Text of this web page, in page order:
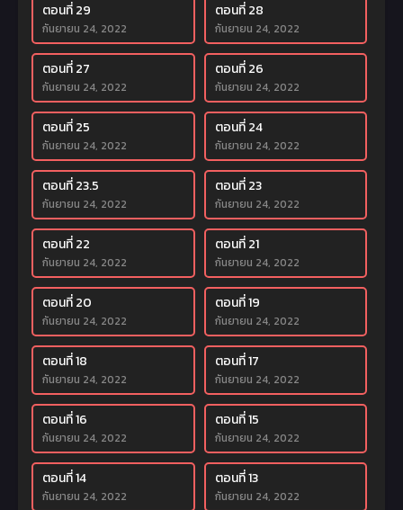
ตอนที่ 29
กันยายน 24, 2022
ตอนที่ 28
กันยายน 24, 2022
ตอนที่ 27
กันยายน 24, 2022
ตอนที่ 26
กันยายน 24, 2022
ตอนที่ 25
กันยายน 24, 2022
ตอนที่ 24
กันยายน 24, 2022
ตอนที่ 23.5
กันยายน 24, 2022
ตอนที่ 23
กันยายน 24, 2022
ตอนที่ 22
กันยายน 24, 2022
ตอนที่ 21
กันยายน 24, 2022
ตอนที่ 20
กันยายน 24, 2022
ตอนที่ 19
กันยายน 24, 2022
ตอนที่ 18
กันยายน 24, 2022
ตอนที่ 17
กันยายน 24, 2022
ตอนที่ 16
กันยายน 24, 2022
ตอนที่ 15
กันยายน 24, 2022
ตอนที่ 14
กันยายน 24, 2022
ตอนที่ 13
กันยายน 24, 2022